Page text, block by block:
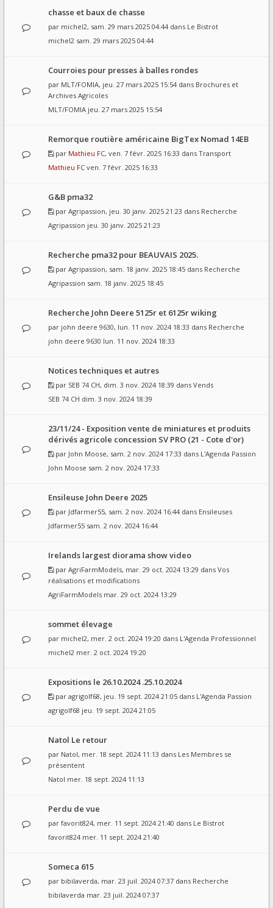
chasse et baux de chasse
par michel2, sam. 29 mars 2025 04:44 dans Le Bistrot
michel2 sam. 29 mars 2025 04:44
Courroies pour presses à balles rondes
par MLT/FOMIA, jeu. 27 mars 2025 15:54 dans Brochures et
Archives Agricoles
MLT/FOMIA jeu. 27 mars 2025 15:54
Remorque routière américaine BigTex Nomad 14EB
par Mathieu FC, ven. 7 févr. 2025 16:33 dans Transport
Mathieu FC ven. 7 févr. 2025 16:33
G&B pma32
par Agripassion, jeu. 30 janv. 2025 21:23 dans Recherche
Agripassion jeu. 30 janv. 2025 21:23
Recherche pma32 pour BEAUVAIS 2025.
par Agripassion, sam. 18 janv. 2025 18:45 dans Recherche
Agripassion sam. 18 janv. 2025 18:45
Recherche John Deere 5125r et 6125r wiking
par john deere 9630, lun. 11 nov. 2024 18:33 dans Recherche
john deere 9630 lun. 11 nov. 2024 18:33
Notices techniques et autres
par SEB 74 CH, dim. 3 nov. 2024 18:39 dans Vends
SEB 74 CH dim. 3 nov. 2024 18:39
23/11/24 - Exposition vente de miniatures et produits
dérivés agricole concession SV PRO (21 - Cote d'or)
par John Moose, sam. 2 nov. 2024 17:33 dans L'Agenda Passion
John Moose sam. 2 nov. 2024 17:33
Ensileuse John Deere 2025
par Jdfarmer55, sam. 2 nov. 2024 16:44 dans Ensileuses
Jdfarmer55 sam. 2 nov. 2024 16:44
Irelands largest diorama show video
par AgriFarmModels, mar. 29 oct. 2024 13:29 dans Vos
réalisations et modifications
AgriFarmModels mar. 29 oct. 2024 13:29
sommet élevage
par michel2, mer. 2 oct. 2024 19:20 dans L'Agenda Professionnel
michel2 mer. 2 oct. 2024 19:20
Expositions le 26.10.2024 .25.10.2024
par agrigolf68, jeu. 19 sept. 2024 21:05 dans L'Agenda Passion
agrigolf68 jeu. 19 sept. 2024 21:05
Natol Le retour
par Natol, mer. 18 sept. 2024 11:13 dans Les Membres se
présentent
Natol mer. 18 sept. 2024 11:13
Perdu de vue
par favorit824, mer. 11 sept. 2024 21:40 dans Le Bistrot
favorit824 mer. 11 sept. 2024 21:40
Someca 615
par bibilaverda, mar. 23 juil. 2024 07:37 dans Recherche
bibilaverda mar. 23 juil. 2024 07:37